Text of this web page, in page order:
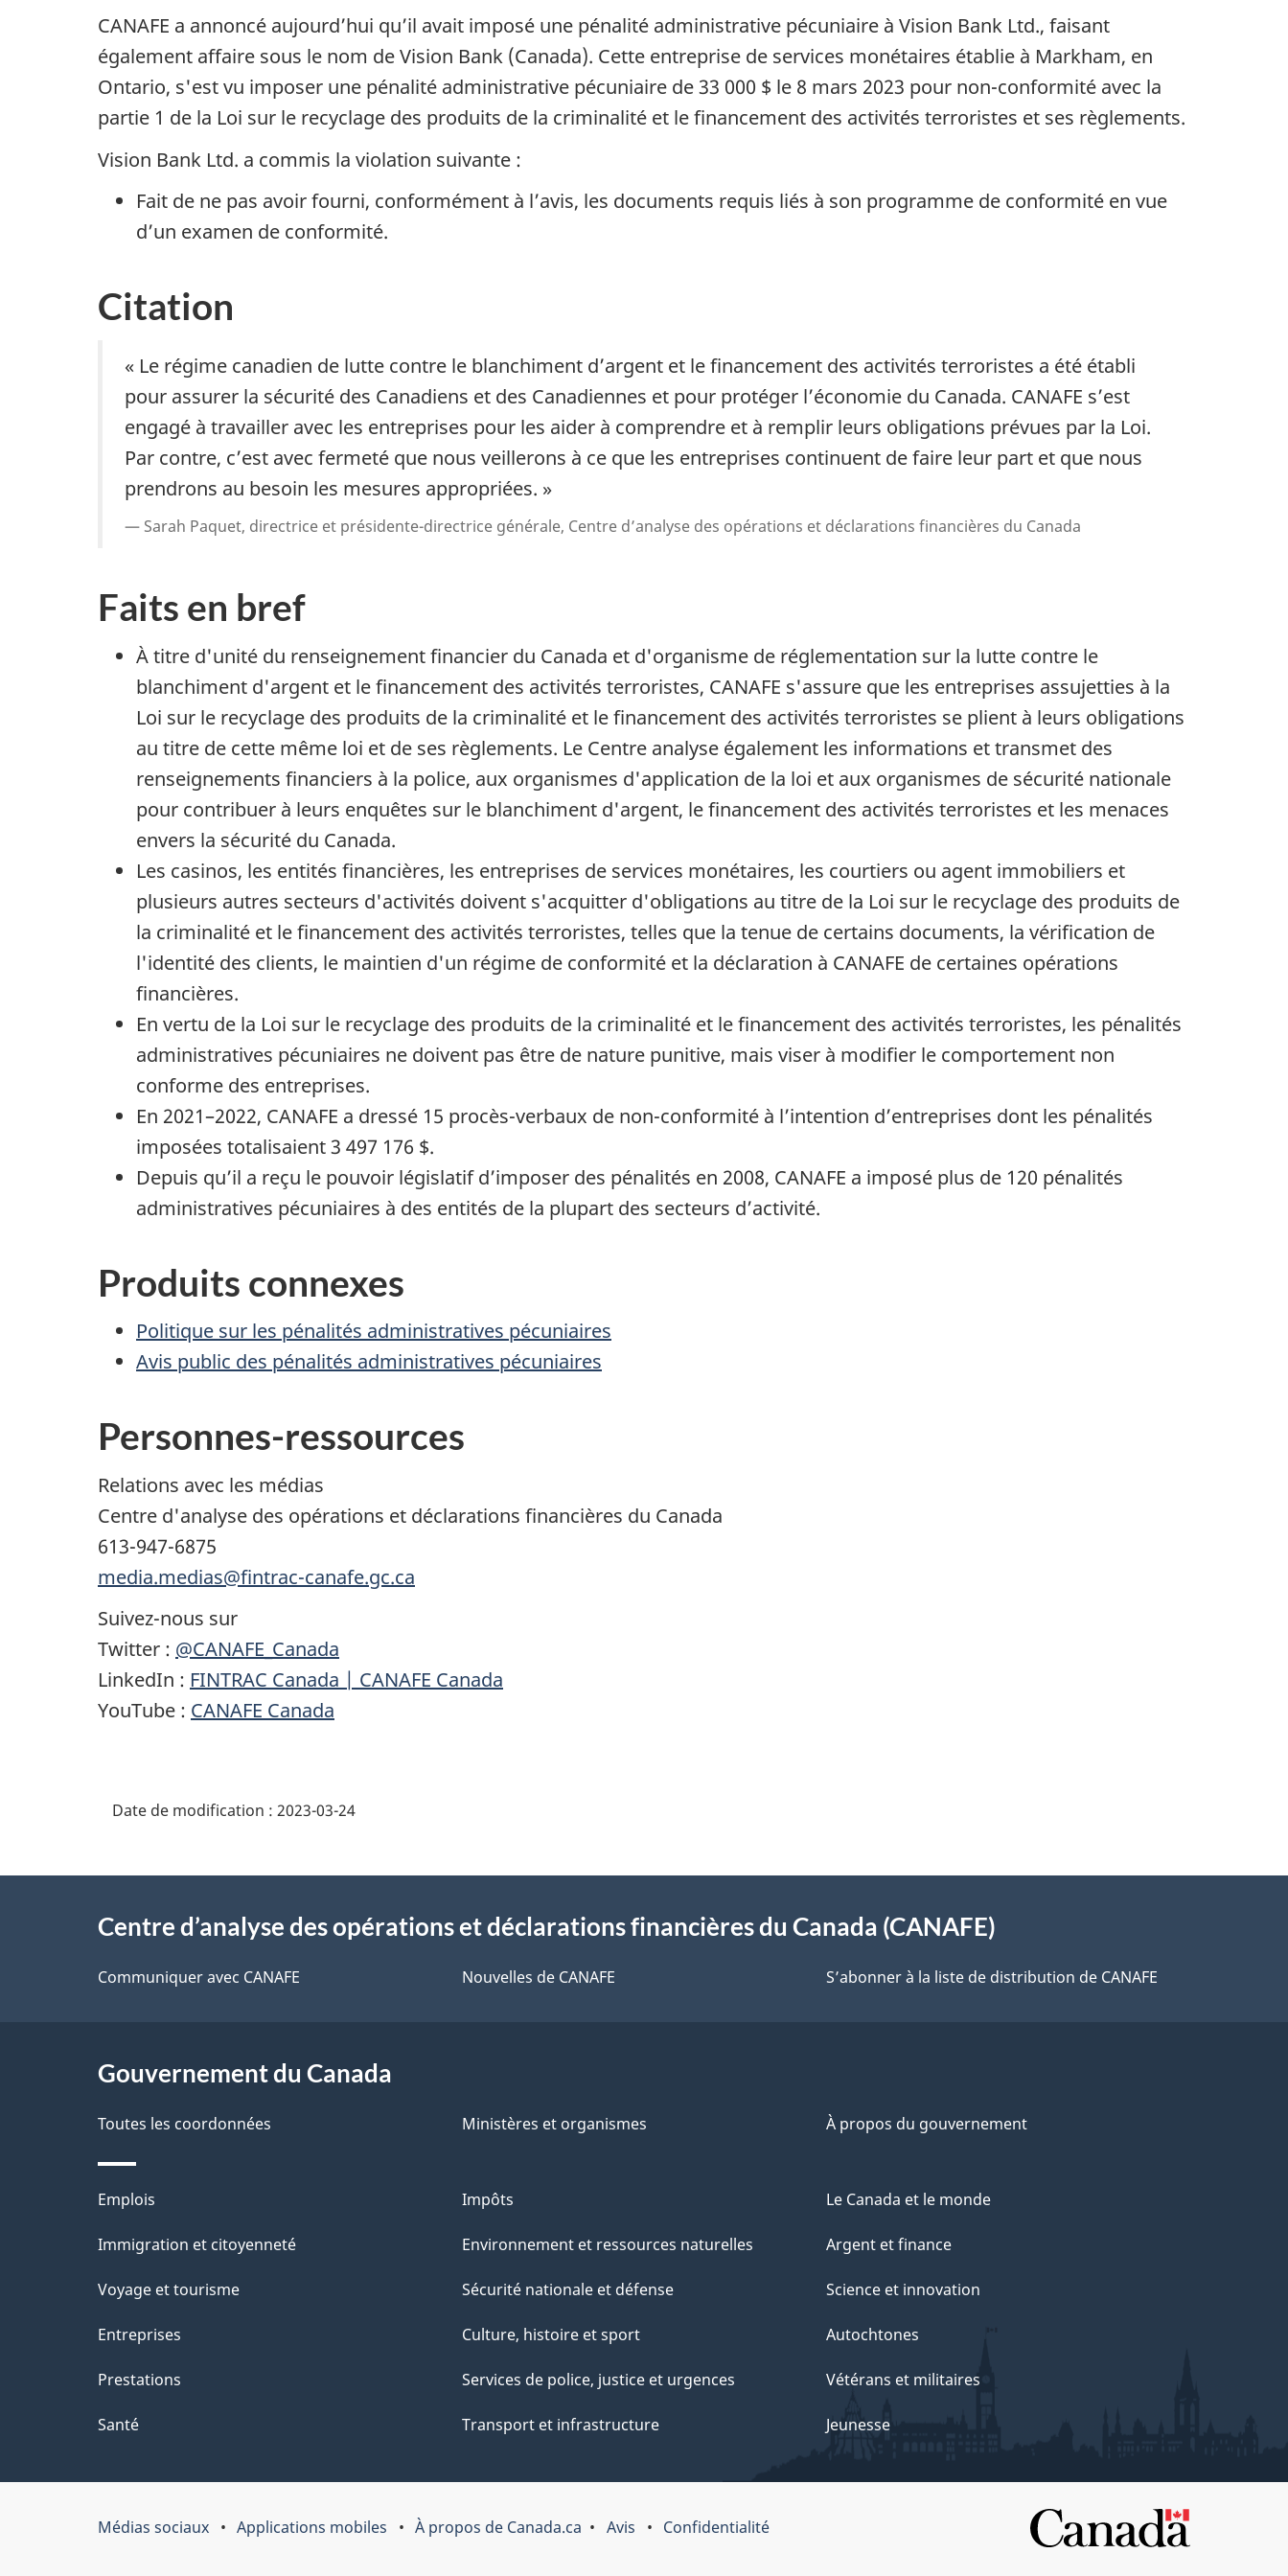
CANAFE a annoncé aujourd’hui qu’il avait imposé une pénalité administrative pécuniaire à Vision Bank Ltd., faisant
également affaire sous le nom deVision Bank (Canada). Cette entreprise de services monétaires établie à Markham, en
Ontario, s'est vu imposer une pénalité administrative pécuniaire de 33 000 $ le 8 mars 2023 pour non-conformité avec la
partie 1 de la Loi sur le recyclage des produits de la criminalité et le financement des activités terroristes et ses règlements.
Vision Bank Ltd. a commis la violation suivante :
Fait de ne pas avoir fourni, conformément à l’avis, les documents requis liés à son programme de conformité en vue
d’un examen de conformité.
Citation
« Le régime canadien de lutte contre le blanchiment d’argent et le financement des activités terroristes a été établi
pour assurer la sécurité des Canadiens et des Canadiennes et pour protéger l’économie du Canada. CANAFE s’est
engagé à travailler avec les entreprises pour les aider à comprendre et à remplir leurs obligations prévues par la Loi.
Par contre, c’est avec fermeté que nous veillerons à ce que les entreprises continuent de faire leur part et que nous
prendrons au besoin les mesures appropriées. »
Sarah Paquet, directrice et présidente-directrice générale, Centre d’analyse des opérations et déclarations financières du Canada
Faits en bref
À titre d'unité du renseignement financier du Canada et d'organisme de réglementation sur la lutte contre le
blanchiment d'argent et le financement des activités terroristes, CANAFE s'assure que les entreprises assujetties à la
Loi sur le recyclage des produits de la criminalité et le financement des activités terroristes se plient à leurs obligations
au titre de cette même loi et de ses règlements. Le Centre analyse également les informations et transmet des
renseignements financiers à la police, aux organismes d'application de la loi et aux organismes de sécurité nationale
pour contribuer à leurs enquêtes sur le blanchiment d'argent, le financement des activités terroristes et les menaces
envers la sécurité du Canada.
Les casinos, les entités financières, les entreprises de services monétaires, les courtiers ou agent immobiliers et
plusieurs autres secteurs d'activités doivent s'acquitter d'obligations au titre de la Loi sur le recyclage des produits de
la criminalité et le financement des activités terroristes, telles que la tenue de certains documents, la vérification de
l'identité des clients, le maintien d'un régime de conformité et la déclaration à CANAFE de certaines opérations
financières.
En vertu de la Loi sur le recyclage des produits de la criminalité et le financement des activités terroristes, les pénalités
administratives pécuniaires ne doivent pas être de nature punitive, mais viser à modifier le comportement non
conforme des entreprises.
En 2021–2022, CANAFE a dressé 15 procès-verbaux de non-conformité à l’intention d’entreprises dont les pénalités
imposées totalisaient 3 497 176 $.
Depuis qu’il a reçu le pouvoir législatif d’imposer des pénalités en 2008, CANAFE a imposé plus de 120 pénalités
administratives pécuniaires à des entités de la plupart des secteurs d’activité.
Produits connexes
Politique sur les pénalités administratives pécuniaires
Avis public des pénalités administratives pécuniaires
Personnes-ressources
Relations avec les médias
Centre d'analyse des opérations et déclarations financières du Canada
613-947-6875
media.medias@fintrac-canafe.gc.ca
Suivez-nous sur
Twitter : @CANAFE_Canada
LinkedIn : FINTRAC Canada | CANAFE Canada
YouTube : CANAFE Canada
Date de modification : 2023-03-24
proposCentre d’analyse des opérations et déclarations financières du Canada (CANAFE)
Communiquer avec CANAFE Nouvelles de CANAFE S’abonner à la liste de distribution de CANAFE
Gouvernement du Canada
Toutes les coordonnées Ministères et organismes À propos du gouvernement
Thèmes
et
Emplois
Immigration et citoyenneté
Voyage et tourisme
Entreprises
Prestations
Santé
Impôts
Environnement et ressources naturelles
Sécurité nationale et défense
Culture, histoire et sport
Services de police, justice et urgences
Transport et infrastructure
Le Canada et le monde
Argent et finance
Science et innovation
Autochtones
Vétérans et militaires
Jeunesse
Organisation
Médias sociaux Applications mobiles À propos de Canada.ca Avis Confidentialité